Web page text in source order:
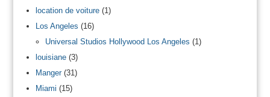
location de voiture(1)
Los Angeles (16)
Universal Studios Hollywood Los Angeles (1)
louisiane(3)
Manger(31)
Miami (15)